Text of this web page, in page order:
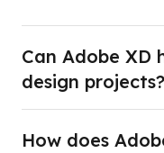
Can Adobe XD
design projects?
How does